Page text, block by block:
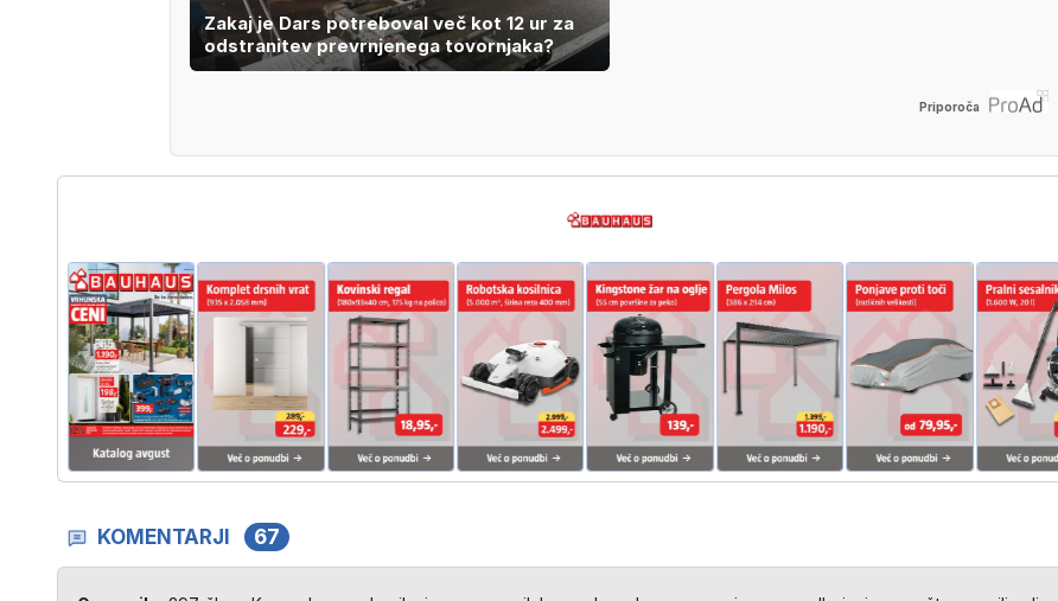
Zakaj je Dars potreboval več kot 12 ur za
odstranitev prevrnjenega tovornjaka?
Priporoča
KOMENTARJI 67